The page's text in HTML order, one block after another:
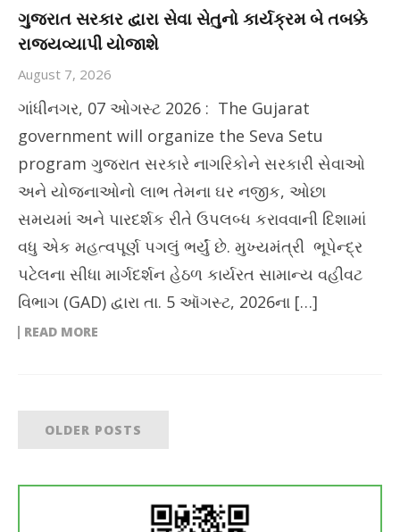
ગુજરાત સરકાર દ્વારા સેવા સેતુનો કાર્યક્રમ બે તબક્કે
રાજ્યવ્યાપી યોજાશે
August 7, 2026
ગાંધીનગર, 07 ઓગસ્ટ 2026 : The Gujarat
government will organize the Seva Setu
program ગુજરાત સરકારે નાગરિકોને સરકારી સેવાઓ
અને યોજનાઓનો લાભ તેમના ઘર નજીક, ઓછા
સમયમાં અને પારદર્શક રીતે ઉપલબ્ધ કરાવવાની દિશામાં
વધુ એક મહત્વપૂર્ણ પગલું ભર્યું છે. મુખ્યમંત્રી ભૂપેન્દ્ર
પટેલના સીધા માર્ગદર્શન હેઠળ કાર્યરત સામાન્ય વહીવટ
વિભાગ (GAD) દ્વારા તા. 5 ઑગસ્ટ, 2026ના […]
READ MORE
OLDER POSTS